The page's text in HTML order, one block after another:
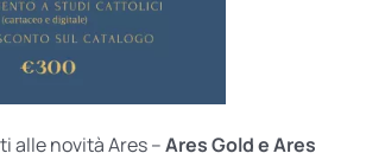
alle novità Ares –Ares Gold e Ares